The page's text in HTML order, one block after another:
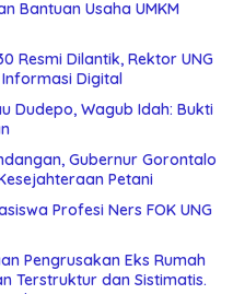
Bantuan Usaha UMKM
Resmi Dilantik, Rektor UNG
Digital
Dudepo, Wagub Idah: Bukti
Gubernur Gorontalo
Petani
Profesi Ners FOK UNG
Pengrusakan Eks Rumah